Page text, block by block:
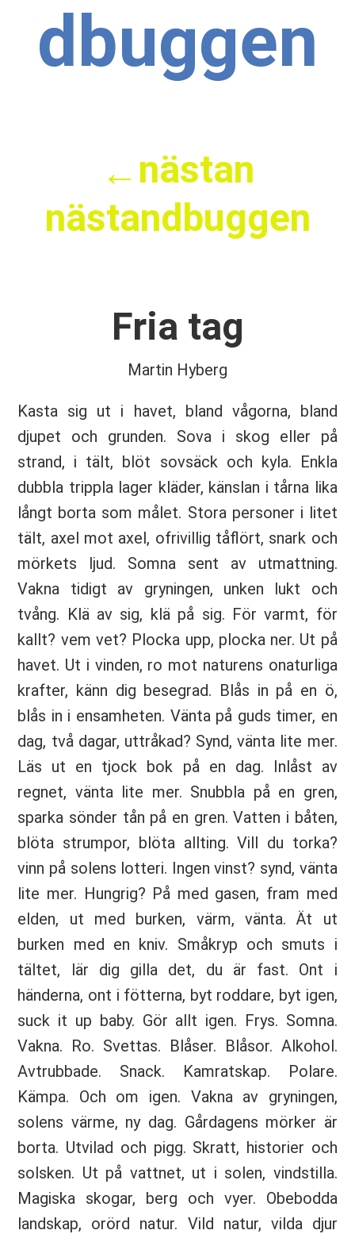
dbuggen
←nästan
nästandbuggen
Fria tag
Martin Hyberg
Kasta sig ut i havet, bland vågorna, bland
djupet och grunden. Sova i skog eller på
strand, i tält, blöt sovsäck och kyla. Enkla
dubbla trippla lager kläder, känslan i tårna lika
långt borta som målet. Stora personer i litet
tält, axel mot axel, ofrivillig tåflört, snark och
mörkets ljud. Somna sent av utmattning.
Vakna tidigt av gryningen, unken lukt och
tvång. Klä av sig, klä på sig. För varmt, för
kallt? vem vet? Plocka upp, plocka ner. Ut på
havet. Ut i vinden, ro mot naturens onaturliga
krafter, känn dig besegrad. Blås in på en ö,
blås in i ensamheten. Vänta på guds timer, en
dag, två dagar, uttråkad? Synd, vänta lite mer.
Läs ut en tjock bok på en dag. Inlåst av
regnet, vänta lite mer. Snubbla på en gren,
sparka sönder tån på en gren. Vatten i båten,
blöta strumpor, blöta allting. Vill du torka?
vinn på solens lotteri. Ingen vinst? synd, vänta
lite mer. Hungrig? På med gasen, fram med
elden, ut med burken, värm, vänta. Ät ut
burken med en kniv. Småkryp och smuts i
tältet, lär dig gilla det, du är fast. Ont i
händerna, ont i fötterna, byt roddare, byt igen,
suck it up baby. Gör allt igen. Frys. Somna.
Vakna. Ro. Svettas. Blåser. Blåsor. Alkohol.
Avtrubbade. Snack. Kamratskap. Polare.
Kämpa. Och om igen. Vakna av gryningen,
solens värme, ny dag. Gårdagens mörker är
borta. Utvilad och pigg. Skratt, historier och
solsken. Ut på vattnet, ut i solen, vindstilla.
Magiska skogar, berg och vyer. Obebodda
landskap, orörd natur. Vild natur, vilda djur